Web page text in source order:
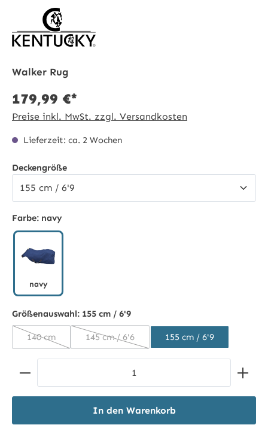
Walker Rug
179,99 €*
Preise inkl. MwSt. zzgl. Versandkosten
Lieferzeit: ca. 2 Wochen
Deckengrößeauswählen
Farbe: navy
navy
Größenauswahl: 155 cm / 6'9
140 cm
(Diese Option ist zurzeit nicht verfügbar.)
145 cm / 6'6
(Diese Option ist zurzeit nicht verfügbar.)
155 cm / 6'9
Produkt Anzahl: Gib den gewünschten Wert ein
In den Warenkorb